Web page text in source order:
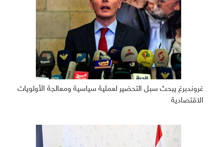
غروندبرغ يبحث سبل التحضير لعملية سياسية ومعالجة الأولويات
الاقتصادية